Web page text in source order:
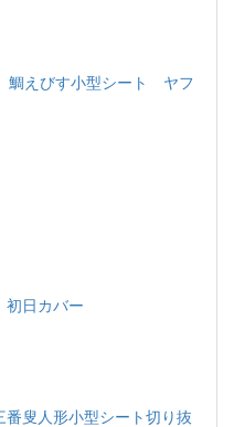
鯛えびす小型シート ヤフ
日カバー
叟人形小型シート切り抜